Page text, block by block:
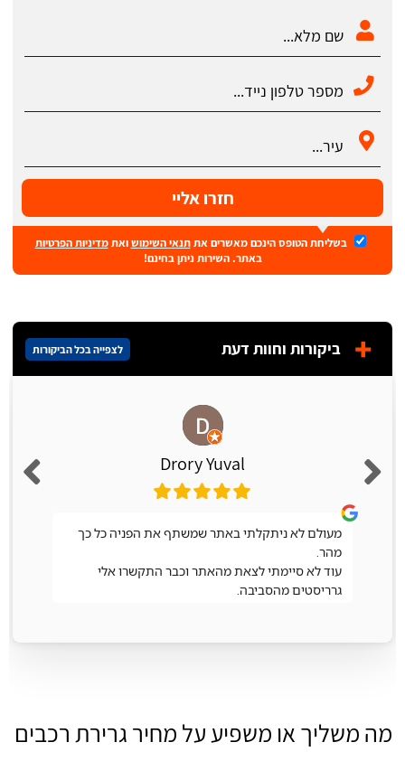
חזרו אליי
בשליחת הטופס הינכם מאשרים אתתנאי השימושואתמדיניות הפרטיות
באתר. השירות ניתן בחינם!
ביקורות וחוות דעת לצפייה בכל הביקורות
Drory Yuval
מעולם לא ניתקלתי באתר שמשתף את הפניה כל כך
מהר.
עוד לא סיימתי לצאת מהאתר וכבר התקשרו אלי
גרריסטים מהסביבה.
מה משליך או משפיע על מחיר גרירת רכבים